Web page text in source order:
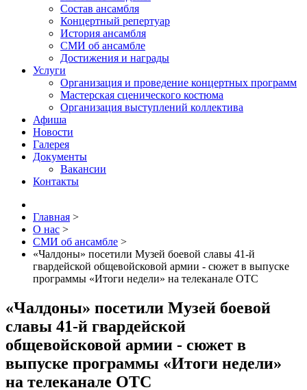
Состав ансамбля
Концертный репертуар
История ансамбля
СМИ об ансамбле
Достижения и награды
Услуги
Организация и проведение концертных программ
Мастерская сценического костюма
Организация выступлений коллектива
Афиша
Новости
Галерея
Документы
Вакансии
Контакты
Главная >
О нас >
СМИ об ансамбле >
«Чалдоны» посетили Музей боевой славы 41-й
гвардейской общевойсковой армии - сюжет в выпуске
программы «Итоги недели» на телеканале ОТС
«Чалдоны» посетили Музей боевой
славы 41-й гвардейской
общевойсковой армии - сюжет в
выпуске программы «Итоги недели»
на телеканале ОТС